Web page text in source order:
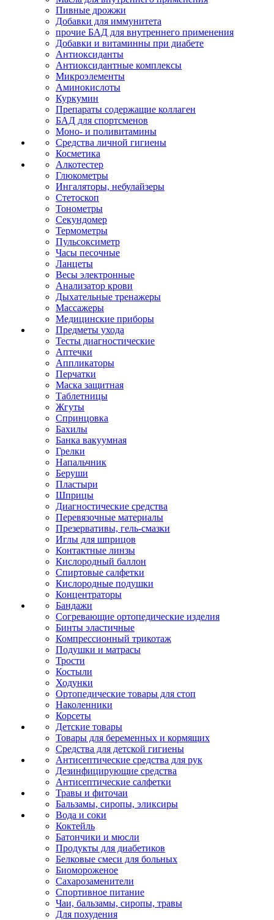
Пивные дрожжи
Добавки для иммунитета
прочие БАД для внутреннего применения
Добавки и витаминны при диабете
Антиоксиданты
Антиоксидантные комплексы
Микроэлементы
Аминокислоты
Куркумин
Препараты содержащие коллаген
БАД для спортсменов
Моно- и поливитамины
Средства личной гигиены
Косметика
Алкотестер
Глюкометры
Ингаляторы, небулайзеры
Стетоскоп
Тонометры
Секундомер
Термометры
Пульсоксиметр
Часы песочные
Ланцеты
Весы электронные
Анализатор крови
Дыхательные тренажеры
Массажеры
Медицинские приборы
Предметы ухода
Тесты диагностические
Аптечки
Аппликаторы
Перчатки
Маска защитная
Таблетницы
Жгуты
Спринцовка
Бахилы
Банка вакуумная
Грелки
Напальчник
Беруши
Пластыри
Шприцы
Диагностические средства
Перевязочные материалы
Презервативы, гель-смазки
Иглы для шприцов
Контактные линзы
Кислородный баллон
Спиртовые салфетки
Кислородные подушки
Концентраторы
Бандажи
Согревающие ортопедические изделия
Бинты эластичные
Компрессионный трикотаж
Подушки и матрасы
Трости
Костыли
Ходунки
Ортопедические товары для стоп
Наколенники
Корсеты
Детские товары
Товары для беременных и кормящих
Средства для детской гигиены
Антисептические средства для рук
Дезинфицирующие средства
Антисептические салфетки
Травы и фиточаи
Бальзамы, сиропы, эликсиры
Вода и соки
Коктейль
Батончики и мюсли
Продукты для диабетиков
Белковые смеси для больных
Биомороженое
Сахарозаменители
Спортивное питание
Чаи, бальзамы, сиропы, травы
Для похудения